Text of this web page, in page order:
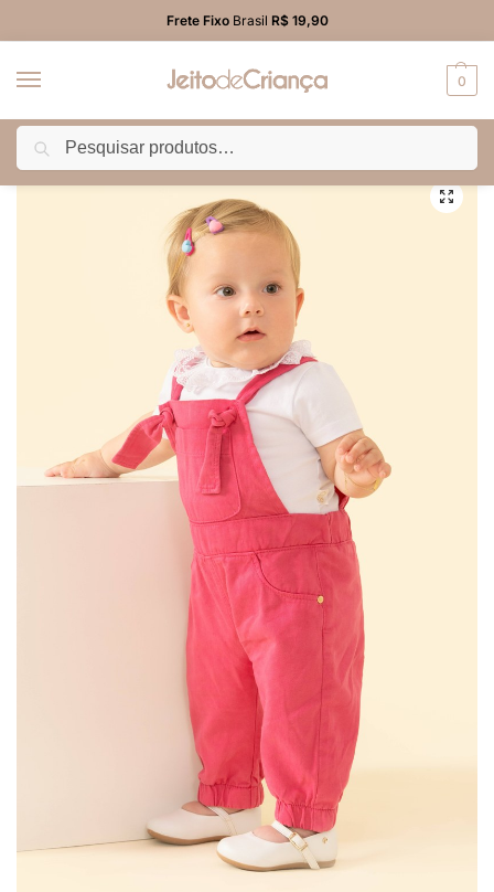
Frete FixoBrasil R$ 19,90
0
Início BEBÊ MENINA / Macacão/Jardineira